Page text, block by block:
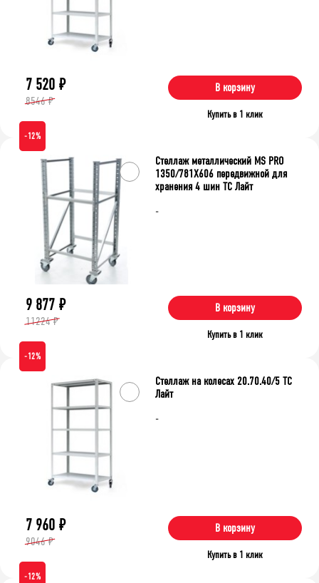
7 520 ₽
8546 ₽
В корзину
Купить в 1 клик
-12%
-
Стеллаж металлический MS PRO
1350/781X606 передвижной для
хранения 4 шин ТС Лайт
9 877 ₽
11224 ₽
В корзину
Купить в 1 клик
-12%
-
Стеллаж на колесах 20.70.40/5 ТС
Лайт
7 960 ₽
9046 ₽
В корзину
Купить в 1 клик
-12%